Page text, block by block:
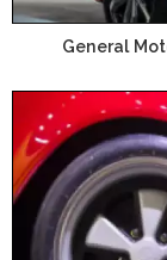
General